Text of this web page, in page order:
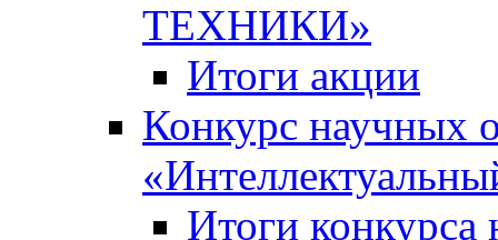
ТЕХНИКИ»
Итоги акции
Конкурс научных
Итоги